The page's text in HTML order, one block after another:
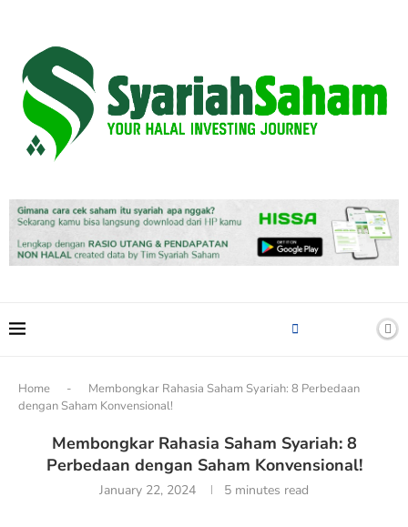
Home -
Membongkar Rahasia Saham Syariah: 8 Perbedaan
dengan Saham Konvensional!
Membongkar Rahasia Saham Syariah: 8
Perbedaan dengan Saham Konvensional!
January 22, 2024 5 minutes read